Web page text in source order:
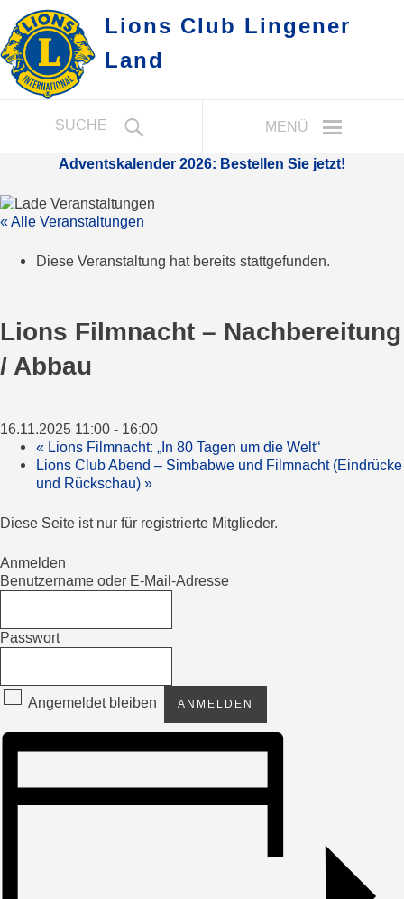
Lions Club Lingener
Land
SUCHE MENÜ
Adventskalender 2026: Bestellen Sie jetzt!
« Alle Veranstaltungen
Diese Veranstaltung hat bereits stattgefunden.
Lions Filmnacht – Nachbereitung
/ Abbau
16.11.2025 11:00 - 16:00
« Lions Filmnacht: „In 80 Tagen um die Welt“
Lions Club Abend – Simbabwe und Filmnacht (Eindrücke
und Rückschau) »
Diese Seite ist nur für registrierte Mitglieder.
Anmelden
Benutzername oder E-Mail-Adresse
Passwort
Angemeldet bleiben